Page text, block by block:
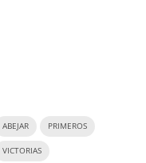
ABEJAR PRIMEROS
VICTORIAS